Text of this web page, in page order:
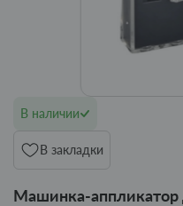
В наличии
В закладки
Машинка-аппликатор